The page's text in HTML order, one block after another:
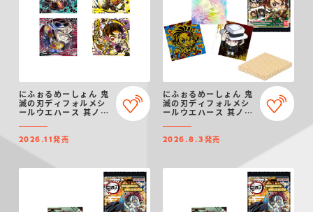
にふぉるめーしょん 鬼
滅の刃ディフォルメシ
ールウエハース 其ノ十
2026.11発売
にふぉるめーしょん 鬼
滅の刃ディフォルメシ
ールウエハース 其ノ十
2026.8.3 発売